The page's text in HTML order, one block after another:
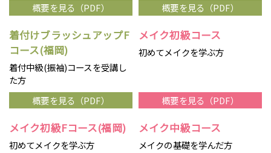
概要を見る（PDF）
概要を見る（PDF）
着付けブラッシュアップF
コース(福岡)
着付中級(振袖)コースを受講し
た方
概要を見る（PDF）
メイク初級コース
初めてメイクを学ぶ方
概要を見る（PDF）
メイク初級Fコース(福岡)
初めてメイクを学ぶ方
メイク中級コース
メイクの基礎を学んだ方